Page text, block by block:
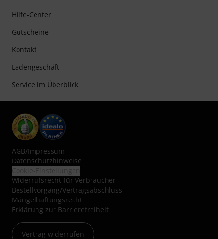
Hilfe-Center
Gutscheine
Kontakt
Ladengeschäft
Service im Überblick
AGB/Impressum
Datenschutzhinweise
Widerrufsrecht für Verbraucher
Bestellvorgang/Vertragsabschluss
Mängelhaftungsrecht
Erklärung zur Barrierefreiheit
Vertrag widerrufen